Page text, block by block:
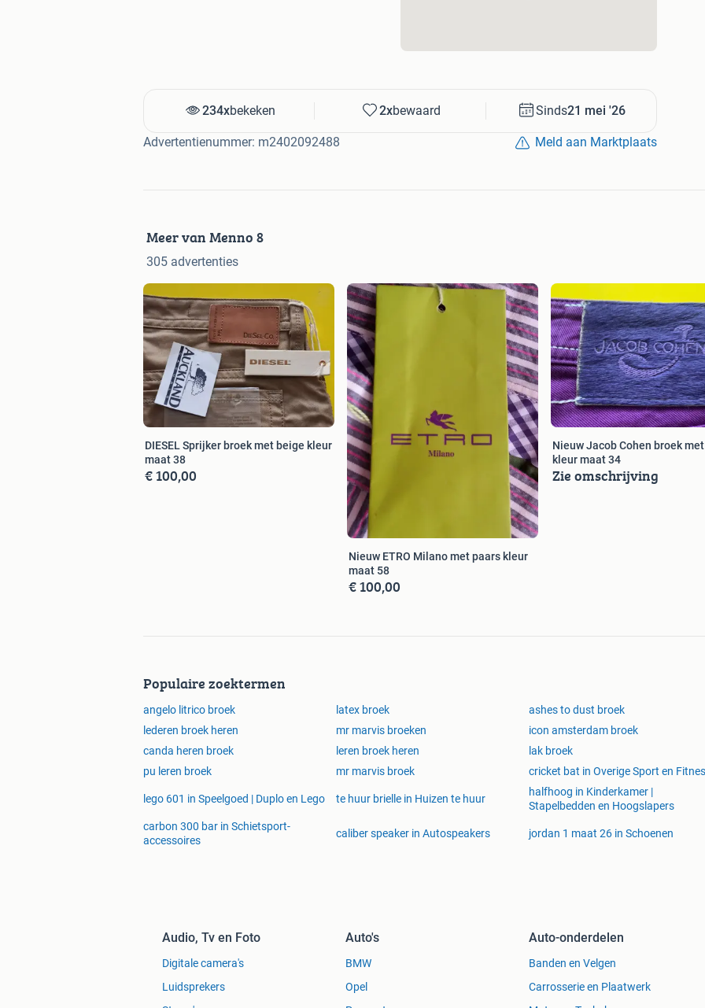
234xbekeken 2xbewaard Sinds21 mei '26
Advertentienummer: m2402092488 Meld aan Marktplaats
Meer van Menno 8
305 advertenties
DIESEL Sprijker broek met beige kleur
maat 38
€ 100,00
Nieuw ETRO Milano met paars kleur
maat 58
€ 100,00
Nieuw Jacob Cohen broek
kleur maat 34
Zie omschrijving
Populaire zoektermen
angelo litrico broek latex broek ashes to dust broek
lederen broek heren
mr marvis broeken icon amsterdam broek
canda heren broek
leren broek heren lak broek
pu leren broek
mr marvis broek cricket bat in Overige Sport en
lego 601 in Speelgoed | Duplo en Lego te huur brielle in Huizen te huur
halfhoog in Kinderkamer |
Stapelbedden en Hoogslapers
carbon 300 bar in Schietsport-
accessoires
caliber speaker in Autospeakers jordan 1 maat 26 in Schoenen
Audio, Tv en Foto
Digitale camera's
Luidsprekers
Auto's
BMW
Opel
Auto-onderdelen
Banden en Velgen
Carrosserie en Plaatwerk